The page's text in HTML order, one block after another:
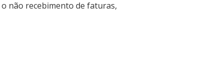
não recebimento de faturas,